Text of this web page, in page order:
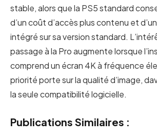
stable, alors que la PS5 standard
d’un coût d’accès plus contenu et
intégré sur sa version standard.
passage à la Pro augmente lorsque
comprend un écran 4K à fréquence
priorité porte sur la qualité d’image,
la seule compatibilité logicielle.
Publications Similaires :